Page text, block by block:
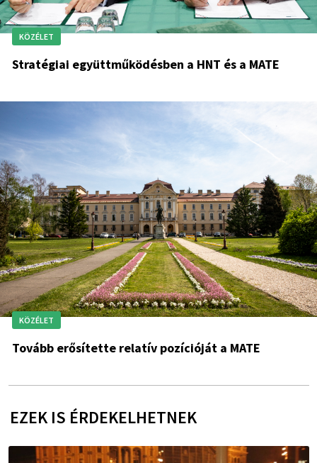
KÖZÉLET
Stratégiai együttműködésben a HNT és a MATE
KÖZÉLET
Tovább erősítette relatív pozícióját a MATE
EZEK IS ÉRDEKELHETNEK